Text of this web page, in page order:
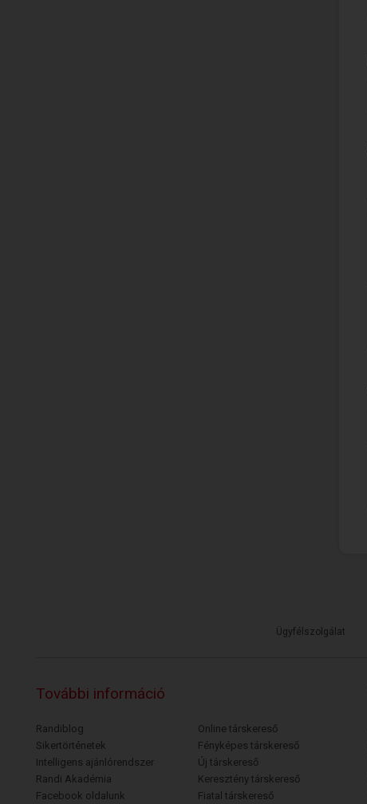
Ügyfélszolgálat
További információ
Randiblog
Sikertörténetek
Intelligens ajánlórendszer
Randi Akadémia
Facebook oldalunk
Online társkereső
Fényképes társkereső
Új társkereső
Keresztény társkereső
Fiatal társkereső